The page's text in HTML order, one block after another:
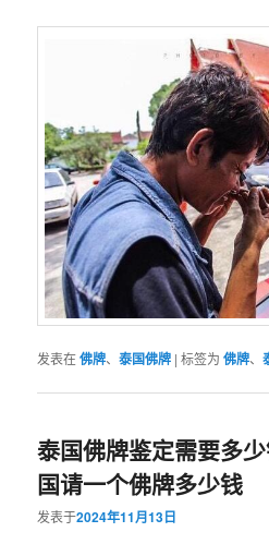
发表在佛牌、泰国佛牌 |标签为 佛牌、
泰国佛牌鉴定需要多
国请一个佛牌多少钱
发表于2024年11月13日